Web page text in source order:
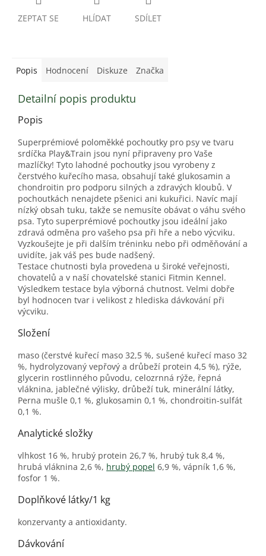
ZEPTAT SE HLÍDAT SDÍLET
Popis Hodnocení Diskuze Značka
Detailní popis produktu
Popis
Superprémiové poloměkké pochoutky pro psy ve tvaru
srdíčka Play&Train jsou nyní připraveny pro Vaše
mazlíčky! Tyto lahodné pochoutky jsou vyrobeny z
čerstvého kuřecího masa, obsahují také glukosamin a
chondroitin pro podporu silných a zdravých kloubů. V
pochoutkách nenajdete pšenici ani kukuřici. Navíc mají
nízký obsah tuku, takže se nemusíte obávat o váhu svého
psa. Tyto superprémiové pochoutky jsou ideální jako
zdravá odměna pro vašeho psa při hře a nebo výcviku.
Vyzkoušejte je při dalším tréninku nebo při odměňování a
uvidíte, jak váš pes bude nadšený.
Testace chutnosti byla provedena u široké veřejnosti,
chovatelů a v naší chovatelské stanici Fitmin Kennel.
Výsledkem testace byla výborná chutnost. Velmi dobře
byl hodnocen tvar i velikost z hlediska dávkování při
výcviku.
Složení
maso (čerstvé kuřecí maso 32,5 %, sušené kuřecí maso 32
%, hydrolyzovaný vepřový a drůbeží protein 4,5 %), rýže,
glycerin rostlinného původu, celozrnná rýže, řepná
vláknina, jablečné výlisky, drůbeží tuk, minerální látky,
Perna mušle 0,1 %, glukosamin 0,1 %, chondroitin-sulfát
0,1 %.
Analytické složky
vlhkost 16 %, hrubý protein 26,7 %, hrubý tuk 8,4 %,
hrubá vláknina 2,6 %, hrubý popel 6,9 %, vápník 1,6 %,
fosfor 1 %.
Doplňkové látky/1 kg
konzervanty a antioxidanty.
Dávkování